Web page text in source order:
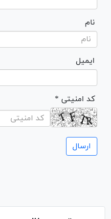
نام
ایمیل
* کد امنیتی